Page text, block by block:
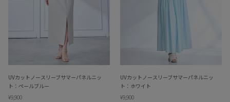
UVカットノースリーブサマーパネルニッ
ト：ペールブルー
¥9,900
UVカットノースリーブサマーパネルニッ
ト：ホワイト
¥9,900